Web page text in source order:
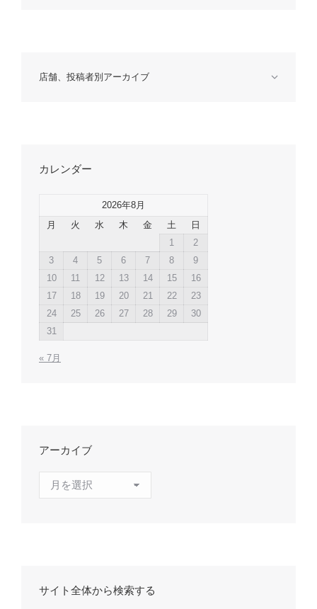
店舗、投稿者別アーカイブ
カレンダー
2026年8月
月
火 水 木 金 土
日
1
2
3
4 5 6 7 8
9
10
11 12 13 14 15
16
17
18 19 20 21 22
23
24
25 26 27 28 29
30
31
« 7月
アーカイブ
サイト全体から検索する